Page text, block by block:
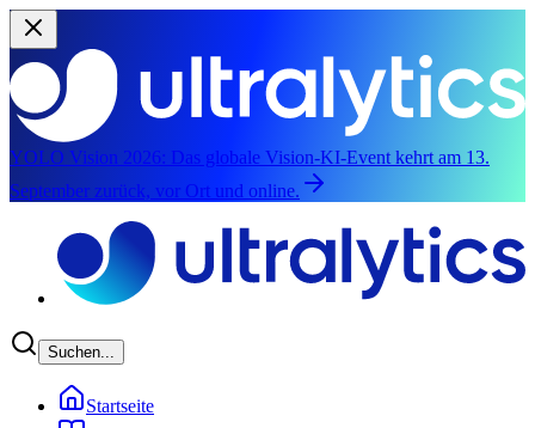
YOLO Vision 2026: Das globale Vision-KI-Event kehrt am 13.
September zurück, vor Ort und online.
Suchen...
Startseite